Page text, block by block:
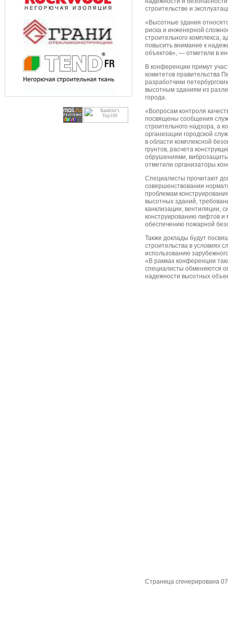
строительстве и
«Высотные здания
риска и инженерной
строительного комплекса,
повысить внимание к
объектов», — отметили в
В конференции примут
комитетов правительства
разработчики
высотным зданиям из
города.
«Вопросам контроля
посвящены сообщения
строительного надзора, а
организации городской
в области комплексной
грунтов, расчета
обрушениями,
отметили организаторы
Специалисты прочитают
совершенствовании
проблемам
высотных зданий,
канклизации, вентиляции,
конструированию лифтов и
обеспечению пожарной
Также доклады будут
строительства в условиях
использованию
«В рамках конференции
специалисты обменяются
надежности высотных
Страница сгенерирована